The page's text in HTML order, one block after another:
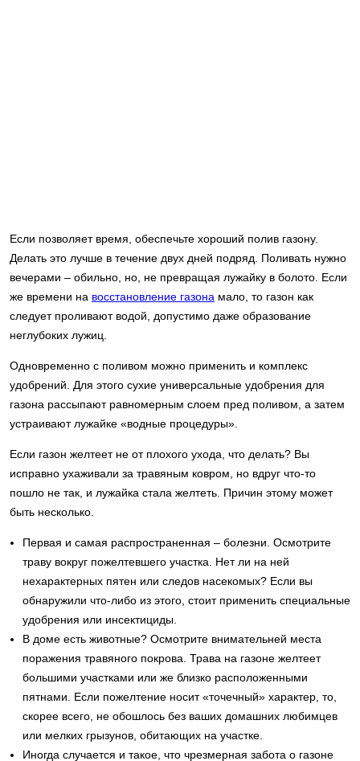
Если позволяет время, обеспечьте хороший полив газону.
Делать это лучше в течение двух дней подряд. Поливать нужно
вечерами – обильно, но, не превращая лужайку в болото. Если
же времени на восстановление газона мало, то газон как
следует проливают водой, допустимо даже образование
неглубоких лужиц.
Одновременно с поливом можно применить и комплекс
удобрений. Для этого сухие универсальные удобрения для
газона рассыпают равномерным слоем пред поливом, а затем
устраивают лужайке «водные процедуры».
Если газон желтеет не от плохого ухода, что делать? Вы
исправно ухаживали за травяным ковром, но вдруг что-то
пошло не так, и лужайка стала желтеть. Причин этому может
быть несколько.
Первая и самая распространенная – болезни. Осмотрите
траву вокруг пожелтевшего участка. Нет ли на ней
нехарактерных пятен или следов насекомых? Если вы
обнаружили что-либо из этого, стоит применить специальные
удобрения или инсектициды.
В доме есть животные? Осмотрите внимательней места
поражения травяного покрова. Трава на газоне желтеет
большими участками или же близко расположенными
пятнами. Если пожелтение носит «точечный» характер, то,
скорее всего, не обошлось без ваших домашних любимцев
или мелких грызунов, обитающих на участке.
Иногда случается и такое, что чрезмерная забота о газоне